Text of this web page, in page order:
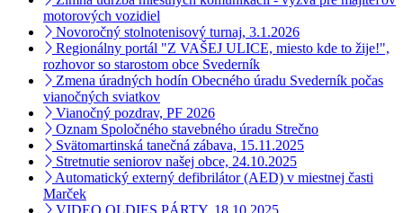
motorových vozidiel
Novoročný stolnotenisový turnaj, 3.1.2026
Regionálny portál "Z VAŠEJ ULICE, miesto kde to žije!",
rozhovor so starostom obce Svederník
Zmena úradných hodín Obecného úradu Svederník počas
vianočných sviatkov
Vianočný pozdrav, PF 2026
Oznam Spoločného stavebného úradu Strečno
Svätomartinská tanečná zábava, 15.11.2025
Stretnutie seniorov našej obce, 24.10.2025
Automatický externý defibrilátor (AED) v miestnej časti
Marček